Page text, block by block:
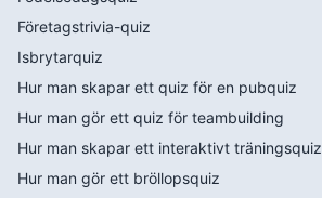
Företagstrivia-quiz
Isbrytarquiz
Hur man skapar ett quiz för en pubquiz
Hur man gör ett quiz för teambuilding
Hur man skapar ett interaktivt träningsquiz
Hur man gör ett bröllopsquiz